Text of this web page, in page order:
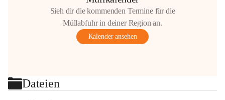
Sieh dir die kommenden Termine für die
Müllabfuhr in deiner Region an.
Kalender ansehen
Dateien